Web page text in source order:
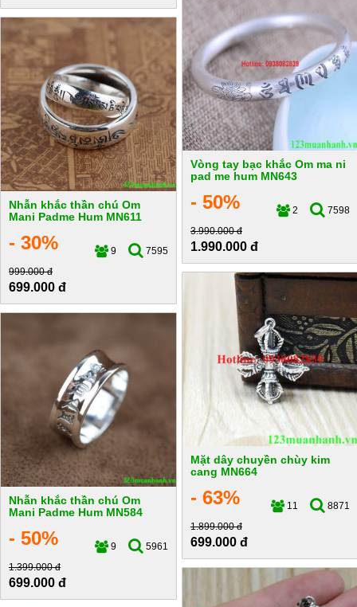
Vòng tay bạc khắc Om ma ni
pad me hum MN643
- 50% 2
7598
3.990.000 đ
1.990.000 đ
Nhẫn khắc thần chú Om
Mani Padme Hum MN611
- 30% 9
7595
999.000 đ
699.000 đ
Mặt dây chuyền chùy kim
cang MN664
- 63% 11
8871
1.899.000 đ
699.000 đ
Nhẫn khắc thần chú Om
Mani Padme Hum MN584
- 50% 9
5961
1.399.000 đ
699.000 đ